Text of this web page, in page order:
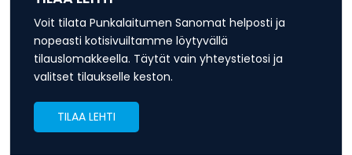
Voit tilata Punkalaitumen Sanomat helposti ja
nopeasti kotisivuiltamme löytyvällä
tilauslomakkeella. Täytät vain yhteystietosi ja
valitset tilaukselle keston.
TILAA LEHTI